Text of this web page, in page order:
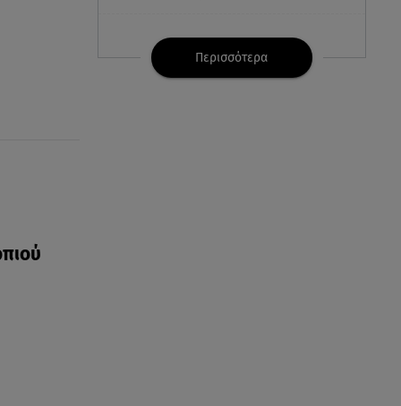
07.08.26 , 21:32
Κρήτη: Τουρίστας ρωτούσε
πόσο να πληρώσει για να
Περισσότερα